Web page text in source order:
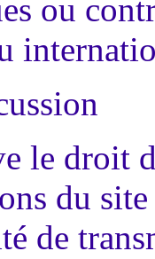
ou
le droit
du
de